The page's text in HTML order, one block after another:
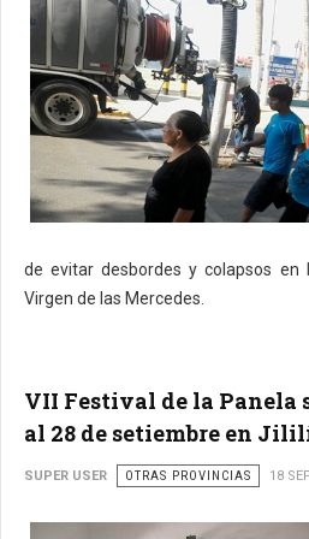
de evitar desbordes y colapsos en
Virgen de las Mercedes.
VII Festival de la Panela
al 28 de setiembre en
SUPER USER OTRAS PROVINCIAS 18